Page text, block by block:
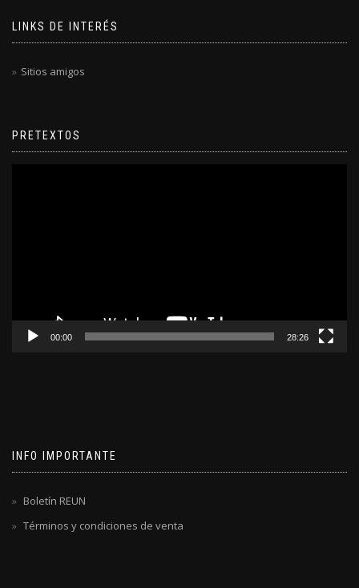
LINKS DE INTERÉS
Sitios amigos
PRETEXTOS
00:00 28:26
INFO IMPORTANTE
Boletín REUN
Términos y condiciones de venta